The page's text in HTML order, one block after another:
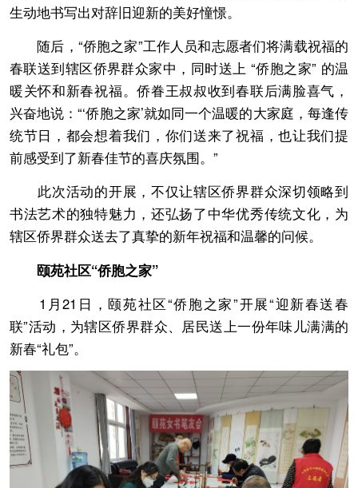
生动地书写出对辞旧迎新的美好憧憬。
随后，“侨胞之家”工作人员和志愿者们将满载祝福的
春联送到辖区侨界群众家中，同时送上 “侨胞之家” 的温
暖关怀和新春祝福。侨眷王叔叔收到春联后满脸喜气，
兴奋地说：“‘侨胞之家’就如同一个温暖的大家庭，每逢传
统节日，都会想着我们，你们送来了祝福，也让我们提
前感受到了新春佳节的喜庆氛围。”
此次活动的开展，不仅让辖区侨界群众深切领略到
书法艺术的独特魅力，还弘扬了中华优秀传统文化，为
辖区侨界群众送去了真挚的新年祝福和温馨的问候。
颐苑社区“侨胞之家”
1月21日，颐苑社区“侨胞之家”开展“迎新春送春
联”活动，为辖区侨界群众、居民送上一份年味儿满满的
新春“礼包”。